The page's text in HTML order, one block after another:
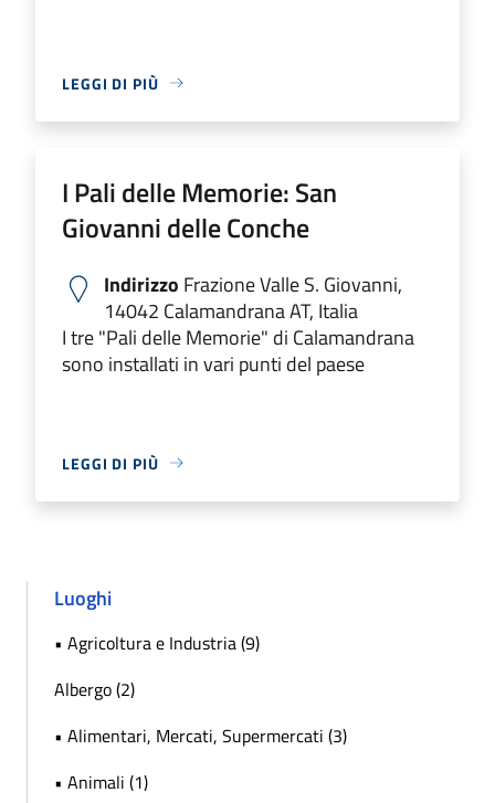
LEGGI DI PIÙ
I Pali delle Memorie: San
Giovanni delle Conche
Indirizzo Frazione Valle S. Giovanni,
14042 Calamandrana AT, Italia
I tre "Pali delle Memorie" di Calamandrana
sono installati in vari punti del paese
LEGGI DI PIÙ
Luoghi
• Agricoltura e Industria (9)
Albergo (2)
• Alimentari, Mercati, Supermercati (3)
• Animali (1)